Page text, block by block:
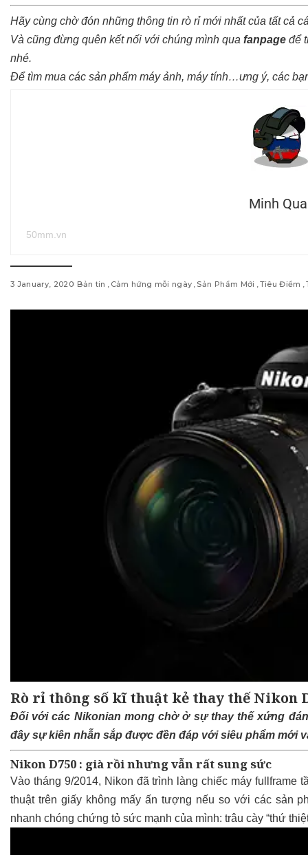
Hãy cùng chờ đón những thông tin rò rỉ mới nhất của tất cả
Và cũng đừng quên kết nối với chúng mình qua fanpage để
nhé.
Để tìm mua các sản phẩm máy ảnh, máy tính…ưng ý, các
Minh
50mm.vn
3 January, 2020 Bản tin Cảm hứng mỗi ngày Sản Phẩm Mới Tiêu Điểm
Rò rỉ thông số kĩ thuật kẻ thay thế Nikon
Đối với các Nikonian mong chờ ở sự thay thế xứng
đây sự kiên nhẫn sắp được đền đáp với siêu phẩm mới
Nikon D750 : già rồi nhưng vẫn rất sung sức
Vào tháng 9/2014, Nikon đã trình làng chiếc máy fullframe
thuật trên giấy không mấy ấn tượng nếu so với các sản
nhanh chóng chứng tỏ sức mạnh của mình: trâu cày “thứ